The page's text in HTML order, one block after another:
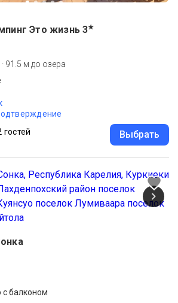
Это жизнь 3★
· 91.5 м до озера
гостей Выбрать
балконом